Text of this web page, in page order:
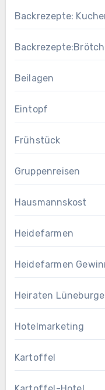
Backrezepte:
Beilagen
Eintopf
Frühstück
Gruppenreisen
Hausmannskost
Heidefarmen
Heidefarmen
Heiraten
Hotelmarketing
Kartoffel